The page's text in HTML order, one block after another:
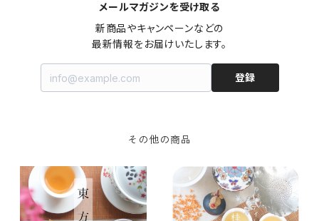
メールマガジンを受け取る
新商品やキャンペーンなどの
最新情報をお届けいたします。
登録
その他の商品